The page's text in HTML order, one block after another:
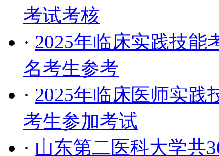
考试考核
· 2025年临床实践技能
名考生参考
· 2025年临床医师实践
考生参加考试
· 山东第二医科大学共